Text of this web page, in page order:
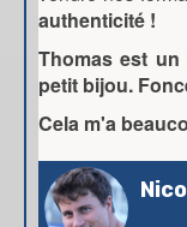
authenticité !
Thomas est
petit bijou.
Cela m'a